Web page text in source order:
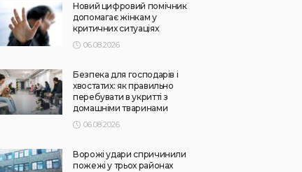
Новий цифровий помічник
допомагає жінкам у
критичних ситуаціях
06.08.2026
Безпека для господарів і
хвостатих: як правильно
перебувати в укритті з
домашніми тваринами
06.08.2026
Ворожі удари спричинили
пожежі у трьох районах